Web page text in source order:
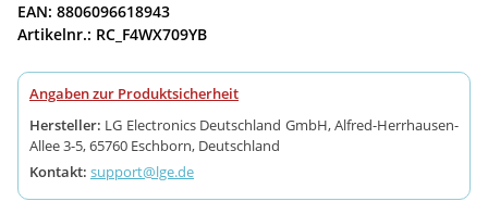
EAN: 8806096618943
Artikelnr.: RC_F4WX709YB
Angaben zur Produktsicherheit
Hersteller: LG Electronics Deutschland GmbH, Alfred-Herrhausen-
Allee 3-5, 65760 Eschborn, Deutschland
Kontakt: support@lge.de